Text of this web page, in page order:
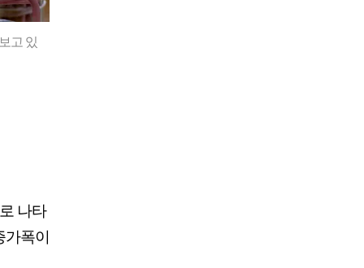
고 있
나타
가폭이